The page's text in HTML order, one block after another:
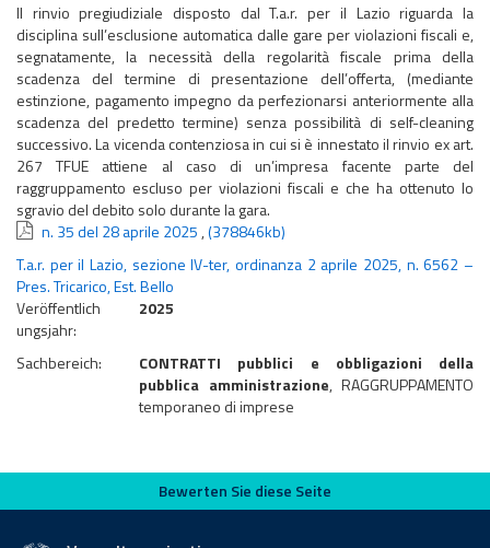
Il rinvio pregiudiziale disposto dal T.a.r. per il Lazio riguarda la
disciplina sull’esclusione automatica dalle gare per violazioni fiscali e,
segnatamente, la necessità della regolarità fiscale prima della
scadenza del termine di presentazione dell’offerta, (mediante
estinzione, pagamento impegno da perfezionarsi anteriormente alla
scadenza del predetto termine) senza possibilità di self-cleaning
successivo. La vicenda contenziosa in cui si è innestato il rinvio ex art.
267 TFUE attiene al caso di un’impresa facente parte del
raggruppamento escluso per violazioni fiscali e che ha ottenuto lo
sgravio del debito solo durante la gara.
n. 35 del 28 aprile 2025 ,(378846kb)
T.a.r. per il Lazio, sezione IV-ter, ordinanza 2 aprile 2025, n. 6562 –
Pres. Tricarico, Est. Bello
Veröffentlich
ungsjahr:
2025
Sachbereich:
CONTRATTI pubblici e obbligazioni della
pubblica amministrazione, RAGGRUPPAMENTO
temporaneo di imprese
Bewerten Sie diese Seite
Bewerten Sie diese Seite